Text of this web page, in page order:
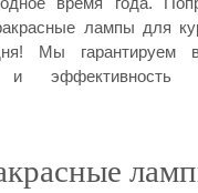
лампы для
Мы гарантируем
и эффективность